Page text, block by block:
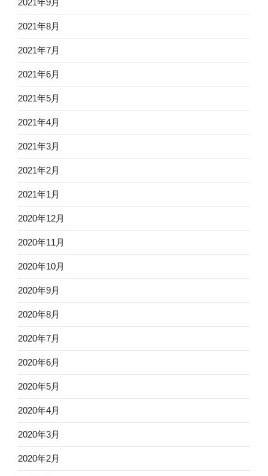
2021年8月
2021年7月
2021年6月
2021年5月
2021年4月
2021年3月
2021年2月
2021年1月
2020年12月
2020年11月
2020年10月
2020年9月
2020年8月
2020年7月
2020年6月
2020年5月
2020年4月
2020年3月
2020年2月